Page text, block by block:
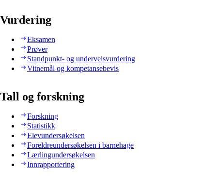
Vurdering
Eksamen
Prøver
Standpunkt- og underveisvurdering
Vitnemål og kompetansebevis
Tall og forskning
Forskning
Statistikk
Elevundersøkelsen
Foreldreundersøkelsen i barnehage
Lærlingundersøkelsen
Innrapportering